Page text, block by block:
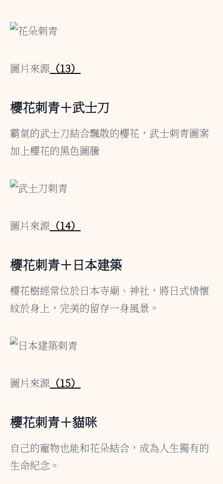
圖片來源 （13）
櫻花刺青＋武士刀
霸氣的武士刀結合飄散的櫻花，武士刺青圖案
加上櫻花的黑色圖騰
圖片來源 （14）
櫻花刺青＋日本建築
櫻花樹經常位於日本寺廟、神社，將日式情懷
紋於身上，完美的留存一身風景。
圖片來源 （15）
櫻花刺青＋貓咪
自己的寵物也能和花朵結合，成為人生獨有的
生命紀念。